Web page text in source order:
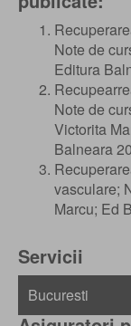
Note de
Editura
Note de
Victorita
Balneara
vasculare;
Marcu; Ed
Servicii